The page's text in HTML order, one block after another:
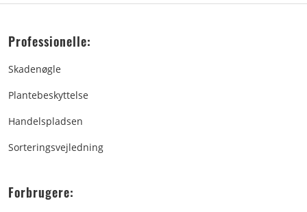
Professionelle:
Skadenøgle
Plantebeskyttelse
Handelspladsen
Sorteringsvejledning
Forbrugere: